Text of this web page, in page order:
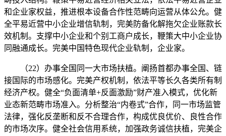
和企业家权益，推进根本设备合作性范畴向运营从体公允。健
全平易近营中小企业增信轨制，完美防备化解拖欠企业账款长
效机制。支撑中小企业和个别工商户成长，鞭策大中小企业协
同融通成长。完美中国特色现代企业轨制，企业家。
（22）办事全国同一大市场扶植。阐扬首都办事全国、链
接国际的市场感化。完美产权机制，依法平等长久各类所有制
经济产权。健全“负面清单+反面激励”财产准入模式，优化新
业态新范畴市场准入。分析整治“内卷式”合作，同一市场监管
法律，强化反垄断和反不合理合作，构成优良优价、良性合作
的市场次序。健全社会信用系统，加强政务诚信扶植，完美企